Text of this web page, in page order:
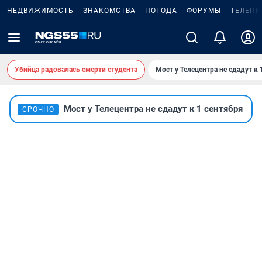
НЕДВИЖИМОСТЬ ЗНАКОМСТВА ПОГОДА ФОРУМЫ
Убийца радовалась смерти студента Мост у Телецентра не сдадут к
СРОЧНО Мост у Телецентра не сдадут к 1 сентября